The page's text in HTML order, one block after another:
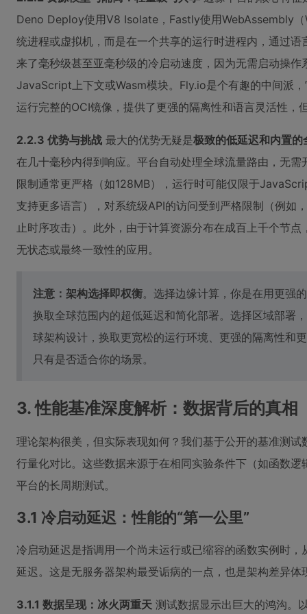
Deno Deploy使用V8 Isolate，Fastly使用WebAssembly
统进程或虚拟机，而是在一个共享的运行时进程内，通过
来了毫秒级甚至亚毫秒级的冷启动速度，因为无需启动操
JavaScript上下文或Wasm模块。Fly.io是个有趣的中间派
运行完整的OCI镜像，提供了更强的隔离性和语言灵活性，
2.2.3 优势与挑战 最大的优势无疑是极致的低延迟和内置的
在几十毫秒内得到响应。平台自动处理全球流量路由，无
限制通常更严格（如128MB），运行时可能仅限于
支持更多语言），对系统级API的访问受到严格限制（例如
止时序攻击）。此外，由于计算资源分布在成百上千个节
无状态或最终一致性的应用。
注意：架构选择即权衡。选择边缘计算，你是在用更强
换取全球范围内的超低延迟和简化部署。选择区域部署
球架构设计，换取更宽松的运行环境、更强的隔离性和
只有是否适合你的场景。
3. 性能基准深度解析：数据背后的真相
理论架构很美，但实际表现如何？我们基于公开的基准测
行量化对比。这些数据来源于在相同实验条件下（如函数
平台的长周期测试。
3.1 冷启动延迟：性能的“第一公里”
冷启动延迟是指调用一个尚未运行或已缩容的函数实例时
延迟。这是无服务器架构最受诟病的一点，也是架构差异体
3.1.1 数据呈现：冰火两重天 测试数据显示出巨大的鸿沟。